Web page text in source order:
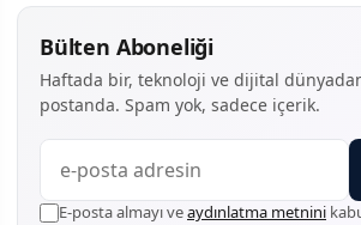
Bülten Aboneliği
Haftada bir, teknoloji ve dijital
postanda. Spam yok, sadece içerik.
E-posta almayı veaydınlatma metnini